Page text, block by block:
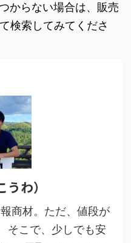
からない場合は、販売
検索してみてくださ
わ）
商材。ただ、値段が
そこで、少しでも安